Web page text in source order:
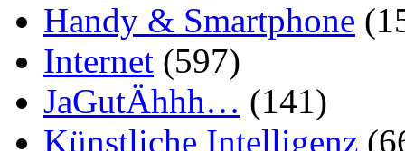
Handy & Smartphone
Internet (597)
JaGutÄhhh… (141)
Künstliche Intelligenz